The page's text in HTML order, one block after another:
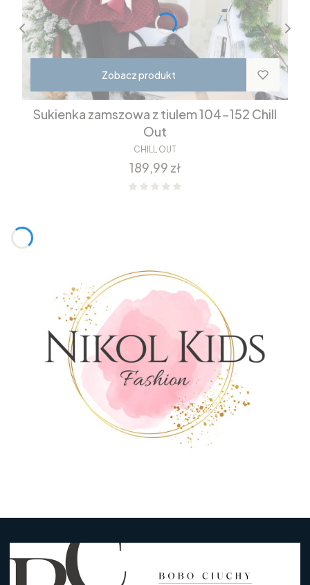
Zobacz produkt
Sukienka zamszowa z tiulem 104-152 Chill
Out
CHILL OUT
Cena
189,99 zł